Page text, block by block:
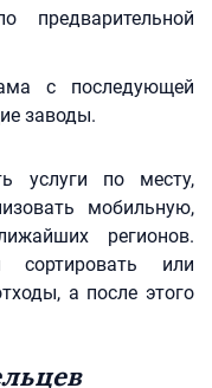
с последующей
заводы.
услуги по месту,
мобильную,
регионов.
или
а после этого